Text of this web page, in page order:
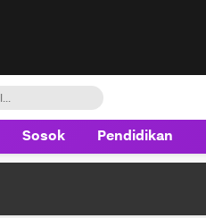
Sosok Pendidikan